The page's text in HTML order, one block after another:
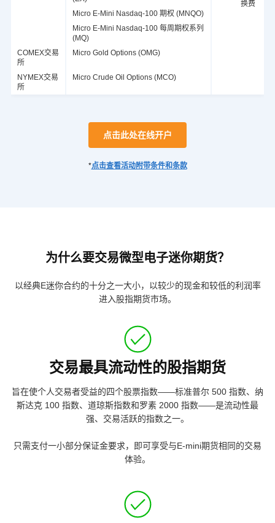
换费
Micro E-Mini Nasdaq-100 期权 (MNQO)
Micro E-Mini Nasdaq-100 每周期权系列
(MQ)
COMEX交易
所
Micro Gold Options (OMG)
NYMEX交易
所
Micro Crude Oil Options (MCO)
点击此处在线开户
*点击查看活动附带条件和条款
为什么要交易微型电子迷你期货？
以经典E迷你合约的十分之一大小，以较少的现金和较低的利润率
进入股指期货市场。
交易最具流动性的股指期货
旨在使个人交易者受益的四个股票指数——标准普尔 500 指数、纳
斯达克 100 指数、道琼斯指数和罗素 2000 指数——是流动性最
强、交易活跃的指数之一。
只需支付一小部分保证金要求，即可享受与E-mini期货相同的交易
体验。